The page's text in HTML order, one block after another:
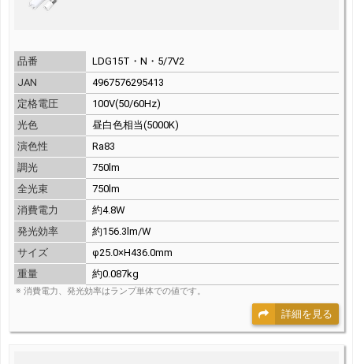
品番
LDG15T・N・5/7V2
JAN
4967576295413
定格電圧
100V(50/60Hz)
光色
昼白色相当(5000K)
演色性
Ra83
調光
750lm
全光束
750lm
消費電力
約4.8W
発光効率
約156.3lm/W
サイズ
φ25.0×H436.0mm
重量
約0.087kg
※ 消費電力、発光効率はランプ単体での値です。
詳細を見る